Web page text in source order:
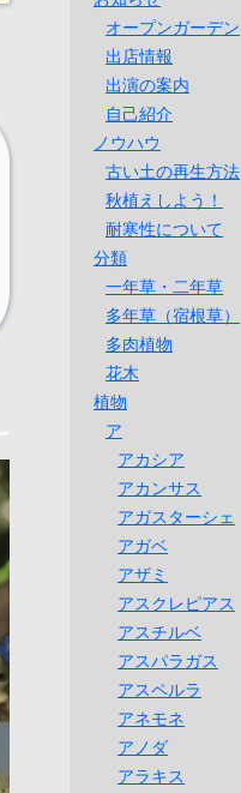
オープンガーデン
出店情報
出演の案内
自己紹介
ノウハウ
古い土の再生方法
秋植えしよう！
耐寒性について
分類
一年草・二年草
多年草（宿根草）
多肉植物
花木
植物
ア
アカシア
アカンサス
アガスターシェ
アガベ
アザミ
アスクレピアス
アスチルベ
アスパラガス
アスペルラ
アネモネ
アノダ
アラキス